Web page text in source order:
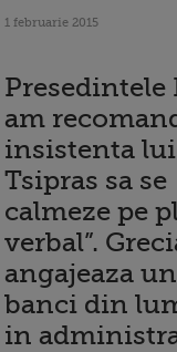
1 februarie 2015
Presedintele
am
insistenta lui
Tsipras sa se
calmeze pe
verbal”.
angajeaza
banci din
in